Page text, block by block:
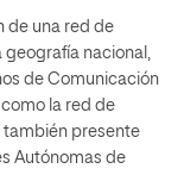
de una red de
nacional,
de Comunicación
la red de
también presente
Autónomas de